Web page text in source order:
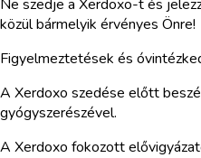
Ne szedje a Xerdoxo-t és
közül bármelyik érvényes Önre!
Figyelmeztetések és
A Xerdoxo szedése előtt
gyógyszerészével.
A Xerdoxo fokozott